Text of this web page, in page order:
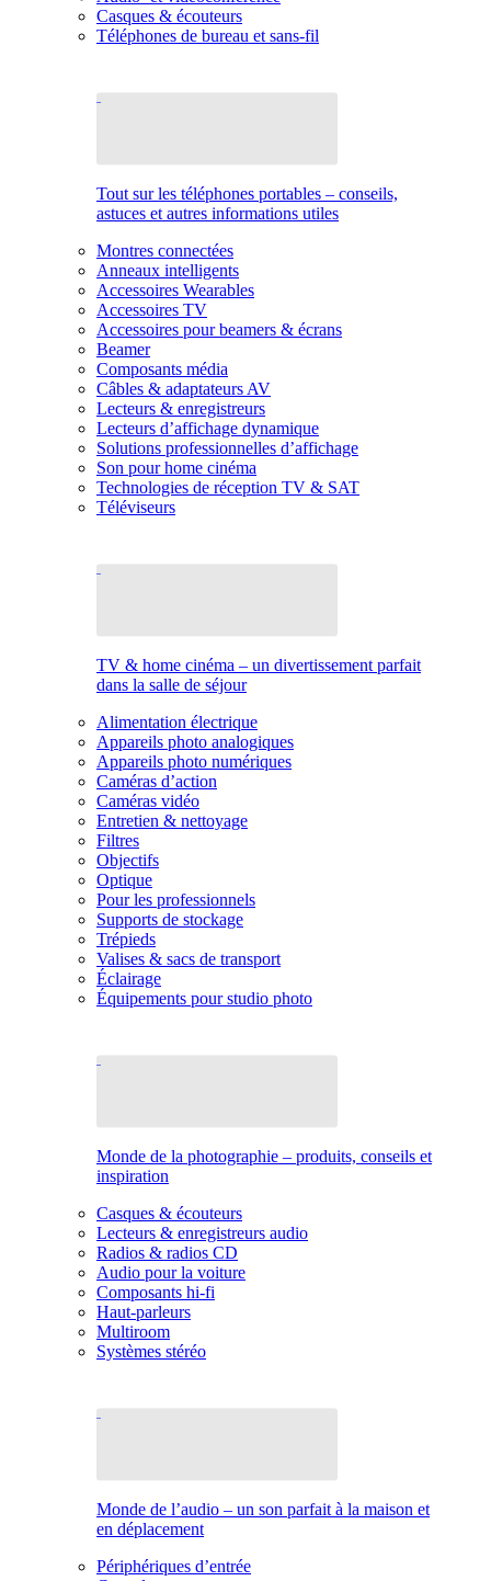
Casques & écouteurs
Téléphones de bureau et sans-fil
Tout sur les téléphones portables – conseils,
astuces et autres informations utiles
Montres connectées
Anneaux intelligents
Accessoires Wearables
Accessoires TV
Accessoires pour beamers & écrans
Beamer
Composants média
Câbles & adaptateurs AV
Lecteurs & enregistreurs
Lecteurs d’affichage dynamique
Solutions professionnelles d’affichage
Son pour home cinéma
Technologies de réception TV & SAT
Téléviseurs
TV & home cinéma – un divertissement parfait
dans la salle de séjour
Alimentation électrique
Appareils photo analogiques
Appareils photo numériques
Caméras d’action
Caméras vidéo
Entretien & nettoyage
Filtres
Objectifs
Optique
Pour les professionnels
Supports de stockage
Trépieds
Valises & sacs de transport
Éclairage
Équipements pour studio photo
Monde de la photographie – produits, conseils et
inspiration
Casques & écouteurs
Lecteurs & enregistreurs audio
Radios & radios CD
Audio pour la voiture
Composants hi-fi
Haut-parleurs
Multiroom
Systèmes stéréo
Monde de l’audio – un son parfait à la maison et
en déplacement
Périphériques d’entrée